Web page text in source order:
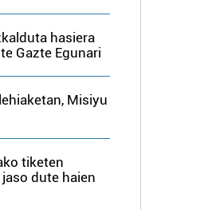
hasiera
Gazte Egunari
Misiyu
tiketen
dute haien